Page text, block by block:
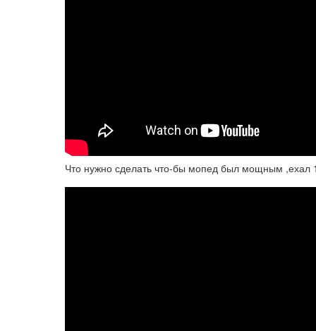
Что нужно сделать что-бы мопед был мощным ,ехал